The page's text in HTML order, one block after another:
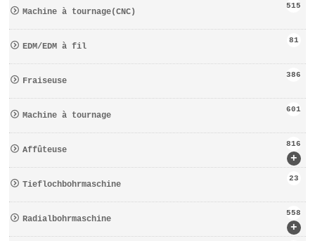
Machine à tournage(CNC)
515
EDM/EDM à fil
81
Fraiseuse
386
Machine à tournage
601
+
Affûteuse
816
Tieflochbohrmaschine
23
+
Radialbohrmaschine
558